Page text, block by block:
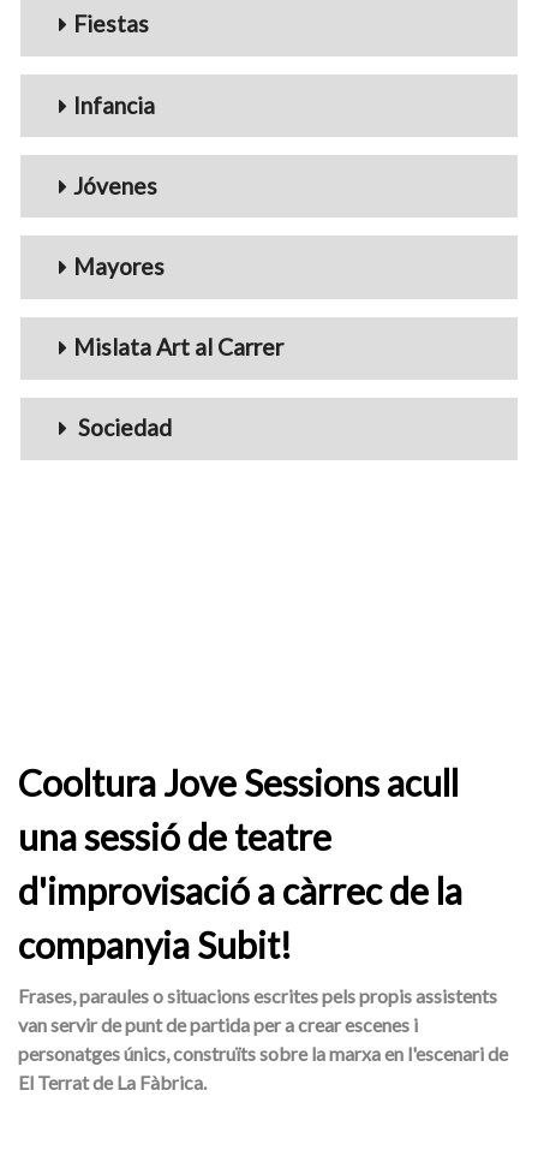
Fiestas
Infancia
Jóvenes
Mayores
Mislata Art al Carrer
Sociedad
Cooltura Jove Sessions acull
una sessió de teatre
d'improvisació a càrrec de la
companyia Subit!
Frases, paraules o situacions escrites pels propis assistents
van servir de punt de partida per a crear escenes i
personatges únics, construïts sobre la marxa en l'escenari de
El Terrat de La Fàbrica.